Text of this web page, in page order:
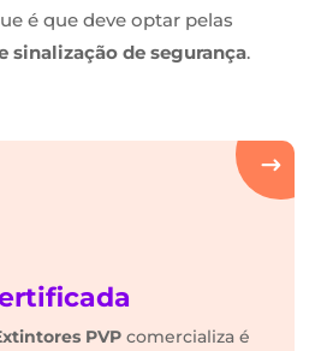
é que deve optar pelas
sinalização de segurança.
PVP comercializa é